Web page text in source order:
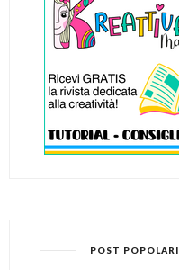
POST POPOLARI